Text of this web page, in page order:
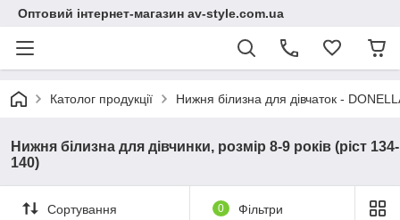
Оптовий інтернет-магазин av-style.com.ua
Католог продукції Нижня білизна для дівчаток -
Нижня білизна для дівчинки, розмір 8-9 років (ріст 134-
140)
Сортування 0 Фільтри